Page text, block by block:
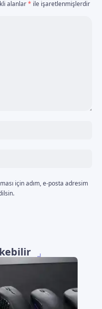
alanlar* ile işaretlenmişlerdir
için adım, e-posta adresim